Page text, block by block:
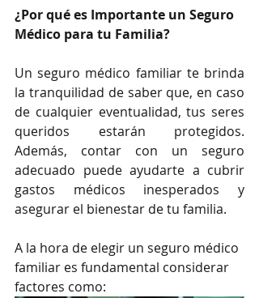
¿Por qué es Importante un Seguro
Médico para tu Familia?
Un seguro médico familiar te brinda
la tranquilidad de saber que, en caso
de cualquier eventualidad, tus seres
queridos estarán protegidos.
Además, contar con un seguro
adecuado puede ayudarte a cubrir
gastos médicos inesperados y
asegurar el bienestar de tu familia.
A la hora de elegir un seguro médico
familiar es fundamental considerar
factores como: